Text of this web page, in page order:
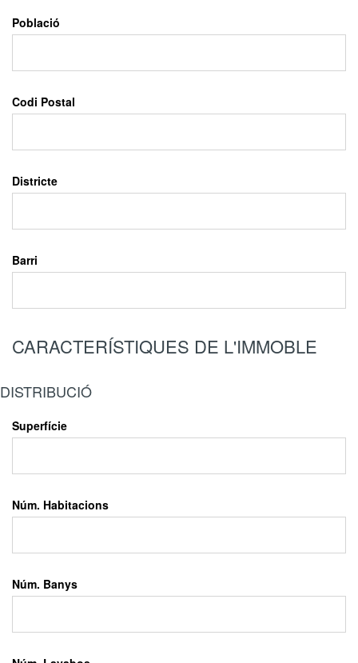
Població
Codi Postal
Districte
Barri
CARACTERÍSTIQUES DE L'IMMOBLE
DISTRIBUCIÓ
Superfície
Núm. Habitacions
Núm. Banys